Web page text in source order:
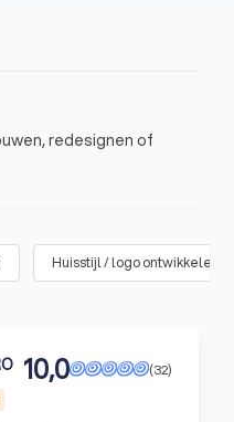
redesignen of
Huisstijl / logo ontwikkelen
(32)
10,0